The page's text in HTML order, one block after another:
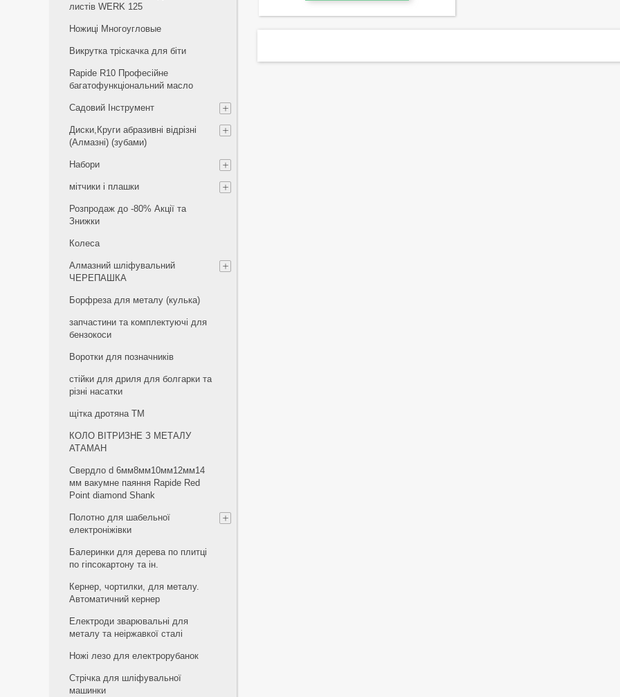
листів WERK 125
Ножиці Многоугловые
Викрутка тріскачка для біти
Rapide R10 Професійне
багатофункціональний масло
Садовий Інструмент
Диски,Круги абразивні відрізні
(Алмазні) (зубами)
Набори
мітчики і плашки
Розпродаж до -80% Акції та
Знижки
Колеса
Алмазний шліфувальний
ЧЕРЕПАШКА
Борфреза для металу (кулька)
запчастини та комплектуючі для
бензокоси
Воротки для позначників
стійки для дриля для болгарки та
різні насатки
щiтка дротяна ТМ
КОЛО ВІТРИЗНЕ З МЕТАЛУ
АТАМАН
Свердло d 6мм8мм10мм12мм14
мм вакумне паяння Rapide Red
Point diamond Shank
Полотно для шабельної
електроніжівки
Балеринки для дерева по плитці
по гіпсокартону та ін.
Кернер, чортилки, для металу.
Автоматичний кернер
Електроди зварювальні для
металу та неіржавкої сталі
Ножі лезо для електрорубанок
Стрічка для шліфувальної
машинки